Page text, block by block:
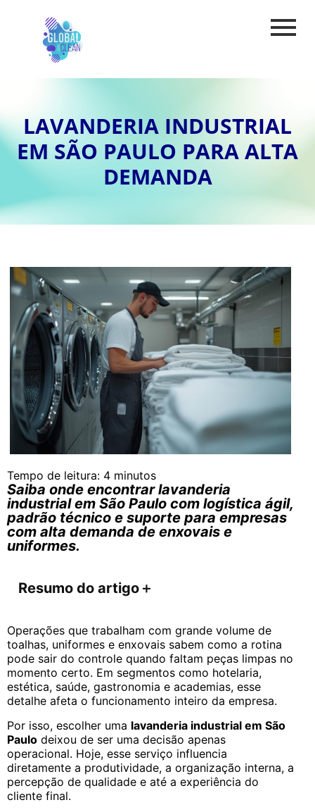
LAVANDERIA INDUSTRIAL
EM SÃO PAULO PARA ALTA
DEMANDA
Tempo de leitura: 4 minutos
Saiba onde encontrar lavanderia
industrial em São Paulo com logística ágil,
padrão técnico e suporte para empresas
com alta demanda de enxovais e
uniformes.
Resumo do artigo＋
Operações que trabalham com grande volume de
toalhas, uniformes e enxovais sabem como a rotina
pode sair do controle quando faltam peças limpas no
momento certo. Em segmentos como hotelaria,
estética, saúde, gastronomia e academias, esse
detalhe afeta o funcionamento inteiro da empresa.
Por isso, escolher uma lavanderia industrial em São
Paulo deixou de ser uma decisão apenas
operacional. Hoje, esse serviço influencia
diretamente a produtividade, a organização interna, a
percepção de qualidade e até a experiência do
cliente final.